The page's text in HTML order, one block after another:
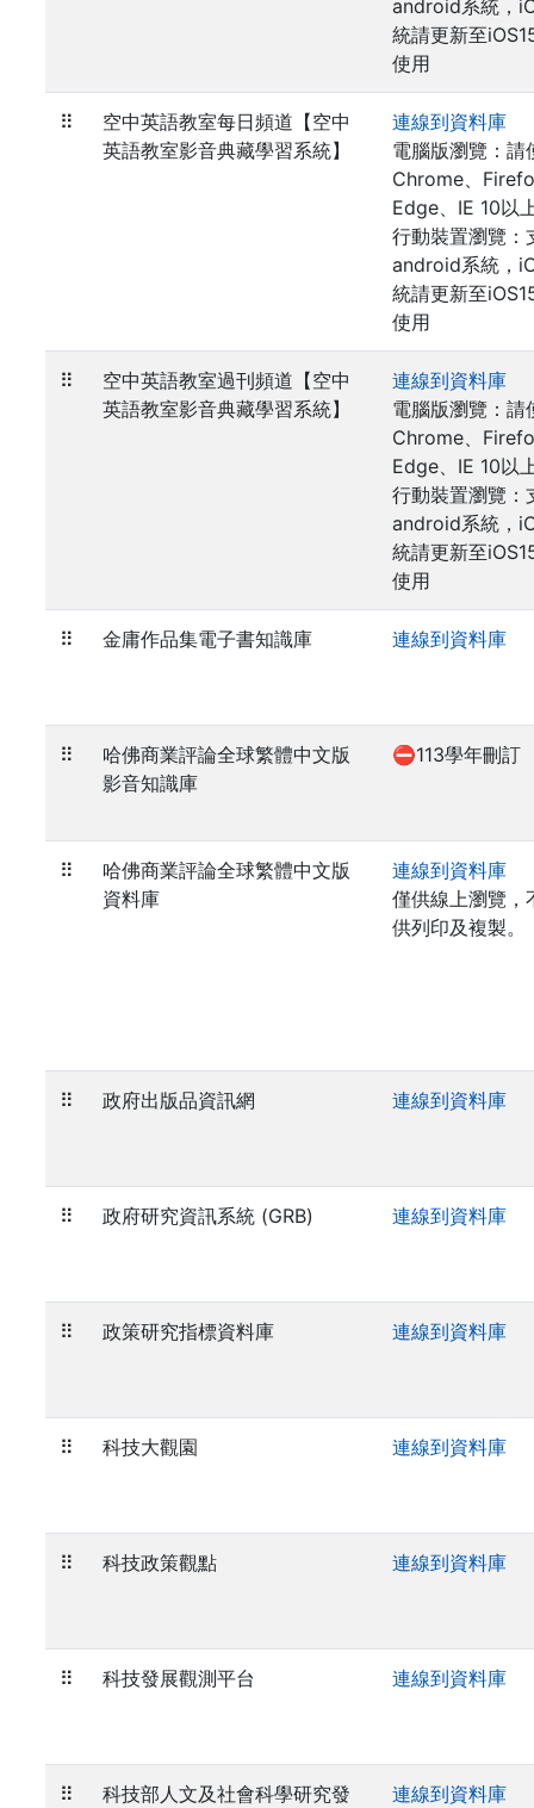
android系統，
統請更新至
使用
⠿
空中英語教室每日頻道【空中
英語教室影音典藏學習系統】
連線到資料庫
電腦版瀏覽：請
Chrome、
Edge、IE 10以
行動裝置瀏覽：
android系統，
統請更新至
使用
⠿
空中英語教室過刊頻道【空中
英語教室影音典藏學習系統】
連線到資料庫
電腦版瀏覽：請
Chrome、
Edge、IE 10以
行動裝置瀏覽：
android系統，
統請更新至
使用
⠿ 金庸作品集電子書知識庫 連線到資料庫
⠿
哈佛商業評論全球繁體中文版
影音知識庫
⛔113學年刪訂
⠿
哈佛商業評論全球繁體中文版
資料庫
連線到資料庫
僅供線上瀏覽，
供列印及複製。
⠿ 政府出版品資訊網 連線到資料庫
⠿ 政府研究資訊系統 (GRB) 連線到資料庫
⠿ 政策研究指標資料庫 連線到資料庫
⠿ 科技大觀園 連線到資料庫
⠿ 科技政策觀點 連線到資料庫
⠿ 科技發展觀測平台 連線到資料庫
⠿ 科技部人文及社會科學研究發 連線到資料庫